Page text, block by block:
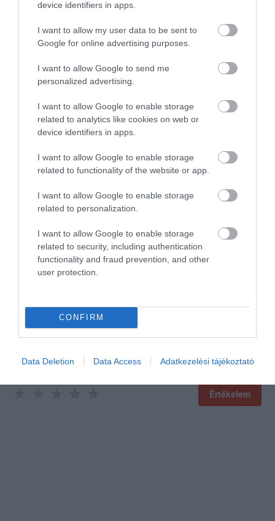
device identifiers in apps.
I want to allow my user data to be sent to
Google for online advertising purposes.
I want to allow Google to send me
personalized advertising.
I want to allow Google to enable storage
related to analytics like cookies on web or
device identifiers in apps.
I want to allow Google to enable storage
related to functionality of the website or app.
I want to allow Google to enable storage
related to personalization.
I want to allow Google to enable storage
related to security, including authentication
functionality and fraud prevention, and other
user protection.
CONFIRM
Data Deletion Data Access Adatkezelési tájékoztató
4.7
Összesen 3
2
3 0
2
1 0
2009. November 10.
Megvan a maga hangulata a
cukinak, finom süteményekkel,
nagyon jó kávéval és isteni
Jelentés
Értékeld Te is!
Értékelem